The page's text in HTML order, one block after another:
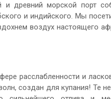
и древний морской порт
и индийского. Мы
воздух настоящего
расслабленности и
создан для купания! Те